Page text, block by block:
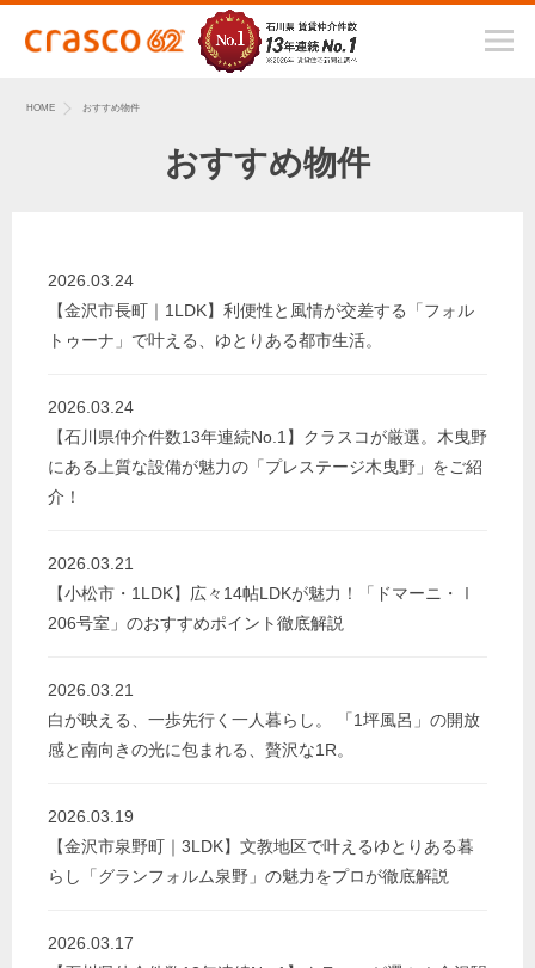
HOME おすすめ物件
おすすめ物件
2026.03.24
【金沢市長町｜1LDK】利便性と風情が交差する「フォル
トゥーナ」で叶える、ゆとりある都市生活。
2026.03.24
【石川県仲介件数13年連続No.1】クラスコが厳選。木曳野
にある上質な設備が魅力の「プレステージ木曳野」をご紹
介！
2026.03.21
【小松市・1LDK】広々14帖LDKが魅力！「ドマーニ・Ⅰ
206号室」のおすすめポイント徹底解説
2026.03.21
白が映える、一歩先行く一人暮らし。 「1坪風呂」の開放
感と南向きの光に包まれる、贅沢な1R。
2026.03.19
【金沢市泉野町｜3LDK】文教地区で叶えるゆとりある暮
らし「グランフォルム泉野」の魅力をプロが徹底解説
2026.03.17